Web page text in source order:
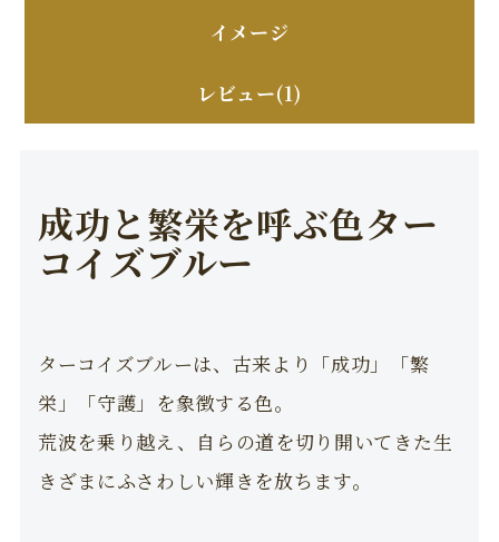
イメージ
レビュー(1)
成功と繁栄を呼ぶ色ター
コイズブルー
ターコイズブルーは、古来より「成功」「繁
栄」「守護」を象徴する色。
荒波を乗り越え、自らの道を切り開いてきた生
きざまにふさわしい輝きを放ちます。